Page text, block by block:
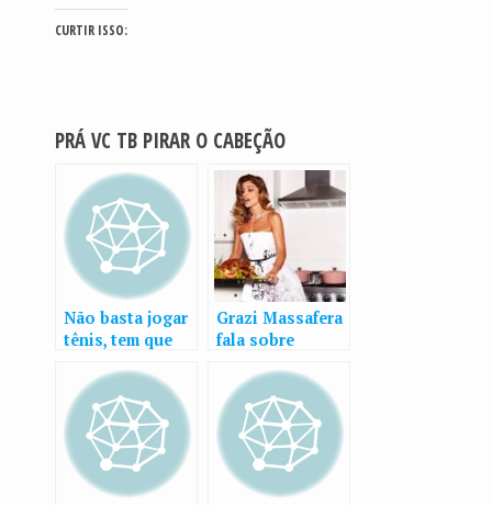
CURTIR ISSO:
PRÁ VC TB PIRAR O CABEÇÃO
Não basta jogar
tênis, tem que
Grazi Massafera
fala sobre
Natal: “Hoje
gosto de uva
passa”